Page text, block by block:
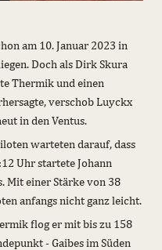
am 10. Januar 2023 in
Doch als Dirk Skura
Thermik und einen
verschob Luyckx
in den Ventus.
warteten darauf, dass
Uhr startete Johann
Mit einer Stärke von 38
anfangs nicht ganz leicht.
flog er mit bis zu 158
- Gaibes im Süden